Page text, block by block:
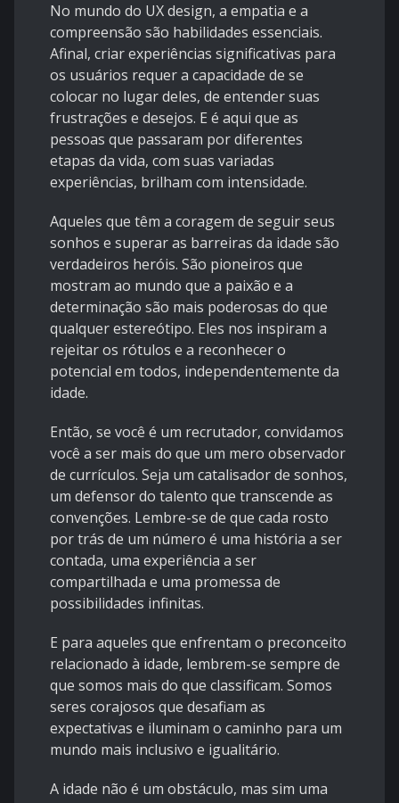
No mundo do UX design, a empatia e a
compreensão são habilidades essenciais.
Afinal, criar experiências significativas para
os usuários requer a capacidade de se
colocar no lugar deles, de entender suas
frustrações e desejos. E é aqui que as
pessoas que passaram por diferentes
etapas da vida, com suas variadas
experiências, brilham com intensidade.
Aqueles que têm a coragem de seguir seus
sonhos e superar as barreiras da idade são
verdadeiros heróis. São pioneiros que
mostram ao mundo que a paixão e a
determinação são mais poderosas do que
qualquer estereótipo. Eles nos inspiram a
rejeitar os rótulos e a reconhecer o
potencial em todos, independentemente da
idade.
Então, se você é um recrutador, convidamos
você a ser mais do que um mero observador
de currículos. Seja um catalisador de sonhos,
um defensor do talento que transcende as
convenções. Lembre-se de que cada rosto
por trás de um número é uma história a ser
contada, uma experiência a ser
compartilhada e uma promessa de
possibilidades infinitas.
E para aqueles que enfrentam o preconceito
relacionado à idade, lembrem-se sempre de
que somos mais do que classificam. Somos
seres corajosos que desafiam as
expectativas e iluminam o caminho para um
mundo mais inclusivo e igualitário.
A idade não é um obstáculo, mas sim uma